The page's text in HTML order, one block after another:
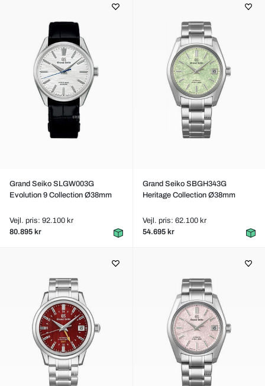
Grand Seiko SLGW003G
Evolution 9 Collection Ø38mm
Vejl. pris: 92.100 kr
80.895 kr
Grand Seiko SBGH343G
Heritage Collection Ø38mm
Vejl. pris: 62.100 kr
54.695 kr